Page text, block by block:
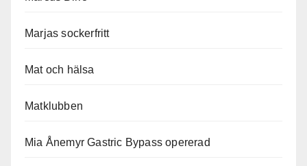
Marjas sockerfritt
Mat och hälsa
Matklubben
Mia Ånemyr Gastric Bypass opererad